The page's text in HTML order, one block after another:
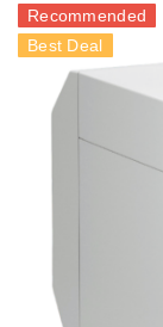
Recommended
Best Deal